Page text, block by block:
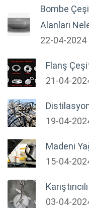
Bombe
Alanları
22-04-2024
Flanş
21-04-
19-04-
Madeni
15-04-
03-04-